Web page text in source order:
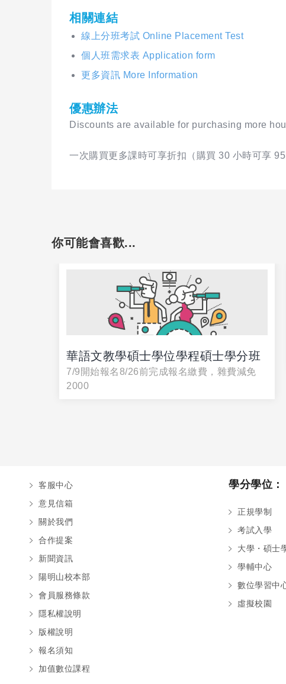
相關連結
線上分班考試 Online Placement Test
個人班需求表 Application form
更多資訊 More Information
優惠辦法
Discounts are available for purchasing more
一次購買更多課時可享折扣（購買 30 小時可享
你可能會喜歡...
華語文教學碩士學位學程碩士學分班
7/9開始報名8/26前完成報名繳費，雜費減免
2000
客服中心
意見信箱
關於我們
合作提案
新聞資訊
陽明山校本部
會員服務條款
隱私權說明
版權說明
報名須知
加值數位課程
學分學位：
正規學制
考試入學
大學・碩士
學輔中心
數位學習中
虛擬校園